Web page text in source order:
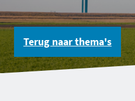
Terug naarthema's